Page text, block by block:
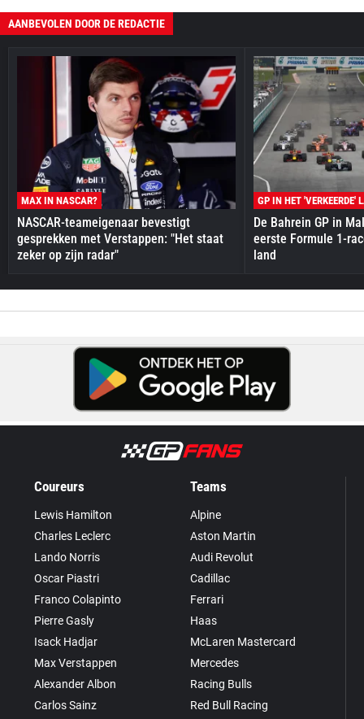
AANBEVOLEN DOOR DE REDACTIE
MAX IN NASCAR?
NASCAR-teameigenaar bevestigt
gesprekken met Verstappen: "Het staat
zeker op zijn radar"
GP IN HET 'VERKEERDE'
De Bahrein GP in
eerste Formule 1-
land
Coureurs
Lewis Hamilton
Charles Leclerc
Lando Norris
Oscar Piastri
Franco Colapinto
Pierre Gasly
Isack Hadjar
Max Verstappen
Alexander Albon
Carlos Sainz
Teams
Alpine
Aston Martin
Audi Revolut
Cadillac
Ferrari
Haas
McLaren Mastercard
Mercedes
Racing Bulls
Red Bull Racing